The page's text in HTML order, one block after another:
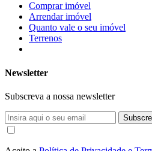
Comprar imóvel
Arrendar imóvel
Quanto vale o seu imóvel
Terrenos
Newsletter
Subscreva a nossa newsletter